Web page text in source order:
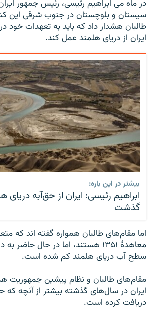
در ماه می ابراهیم رئیسی، رئیس جمهور
سیستان و بلوچستان در جنوب شرقی این
طالبان هشدار داد که باید به تعهدات خود
ایران از دریای هلمند عمل کند.
بیشتر در این باره:
ابراهیم رئیسی: ایران از حق‌آبه دریای
گذشت
اما مقام‌های طالبان همواره گفته اند که
معاهدۀ ۱۳۵۱ هستند، اما در حال
سطح آب دریای هلمند کم شده است.
مقام‌های طالبان و نظام پیشین جمهوریت
ایران در سال‌های گذشته بیشتر از آنچه
دریافت کرده است.